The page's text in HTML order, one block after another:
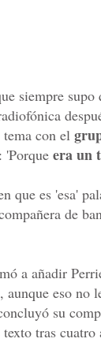
siempre
con el
'Porque era un
que es 'esa'
de
a añadir
eso no
su
tras